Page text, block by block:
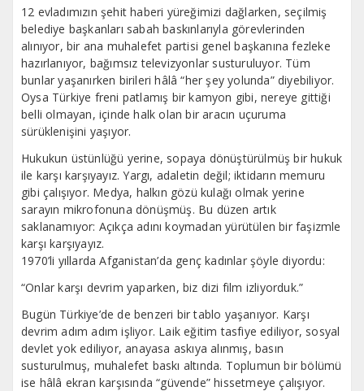
12 evladımızın şehit haberi yüreğimizi dağlarken, seçilmiş
belediye başkanları sabah baskınlarıyla görevlerinden
alınıyor, bir ana muhalefet partisi genel başkanına fezleke
hazırlanıyor, bağımsız televizyonlar susturuluyor. Tüm
bunlar yaşanırken birileri hâlâ “her şey yolunda” diyebiliyor.
Oysa Türkiye freni patlamış bir kamyon gibi, nereye gittiği
belli olmayan, içinde halk olan bir aracın uçuruma
sürüklenişini yaşıyor.
Hukukun üstünlüğü yerine, sopaya dönüştürülmüş bir hukuk
ile karşı karşıyayız. Yargı, adaletin değil; iktidarın memuru
gibi çalışıyor. Medya, halkın gözü kulağı olmak yerine
sarayın mikrofonuna dönüşmüş. Bu düzen artık
saklanamıyor: Açıkça adını koymadan yürütülen bir faşizmle
karşı karşıyayız.
1970’li yıllarda Afganistan’da genç kadınlar şöyle diyordu:
“Onlar karşı devrim yaparken, biz dizi film izliyorduk.”
Bugün Türkiye’de de benzeri bir tablo yaşanıyor. Karşı
devrim adım adım işliyor. Laik eğitim tasfiye ediliyor, sosyal
devlet yok ediliyor, anayasa askıya alınmış, basın
susturulmuş, muhalefet baskı altında. Toplumun bir bölümü
ise hâlâ ekran karşısında “güvende” hissetmeye çalışıyor.